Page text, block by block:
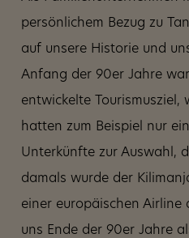
persönlichem Bezug zu
auf unsere Historie und
Anfang der 90er Jahre
entwickelte Tourismusziel,
hatten zum Beispiel nur
Unterkünfte zur Auswahl,
damals wurde der
einer europäischen
uns Ende der 90er Jahre